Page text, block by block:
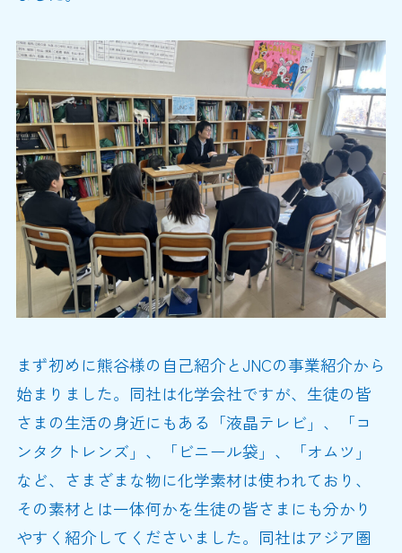
まず初めに熊谷様の自己紹介とJNCの事業紹介から
始まりました。同社は化学会社ですが、生徒の皆
さまの生活の身近にもある「液晶テレビ」、「コ
ンタクトレンズ」、「ビニール袋」、「オムツ」
など、さまざまな物に化学素材は使われており、
その素材とは一体何かを生徒の皆さまにも分かり
やすく紹介してくださいました。同社はアジア圏